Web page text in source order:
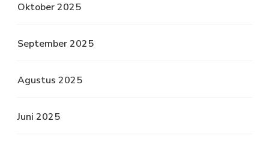
Oktober 2025
September 2025
Agustus 2025
Juni 2025